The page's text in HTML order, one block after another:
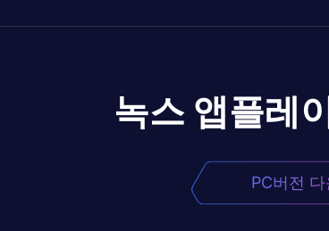
녹스 앱플레
PC버전 다